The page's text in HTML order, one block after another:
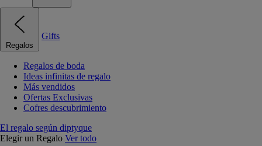
Regalos
Gifts
Regalos de boda
Ideas infinitas de regalo
Más vendidos
Ofertas Exclusivas
Cofres descubrimiento
El regalo según diptyque
Elegir un Regalo Ver todo